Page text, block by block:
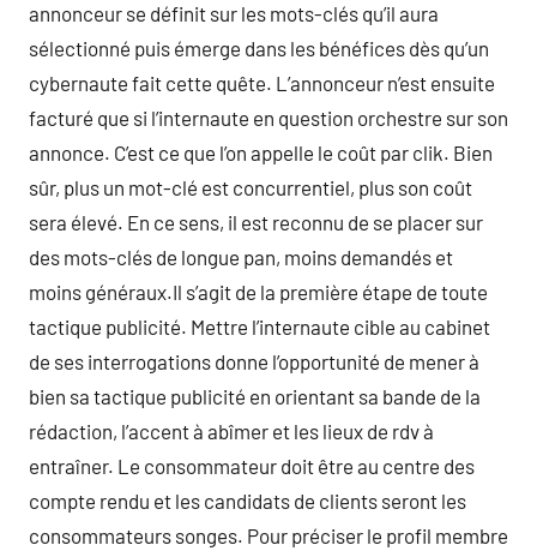
annonceur se définit sur les mots-clés qu’il aura
sélectionné puis émerge dans les bénéfices dès qu’un
cybernaute fait cette quête. L’annonceur n’est ensuite
facturé que si l’internaute en question orchestre sur son
annonce. C’est ce que l’on appelle le coût par clik. Bien
sûr, plus un mot-clé est concurrentiel, plus son coût
sera élevé. En ce sens, il est reconnu de se placer sur
des mots-clés de longue pan, moins demandés et
moins généraux.Il s’agit de la première étape de toute
tactique publicité. Mettre l’internaute cible au cabinet
de ses interrogations donne l’opportunité de mener à
bien sa tactique publicité en orientant sa bande de la
rédaction, l’accent à abîmer et les lieux de rdv à
entraîner. Le consommateur doit être au centre des
compte rendu et les candidats de clients seront les
consommateurs songes. Pour préciser le profil membre